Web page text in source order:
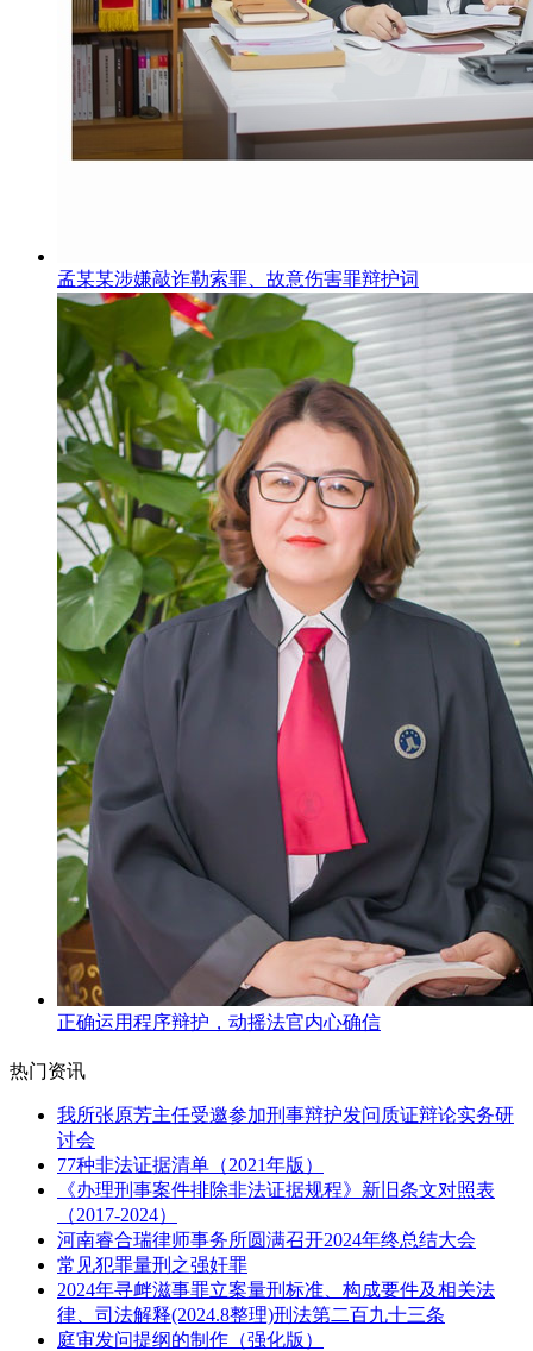
孟某某涉嫌敲诈勒索罪、故意伤害罪辩护词
正确运用程序辩护，动摇法官内心确信
热门资讯
我所张原芳主任受邀参加刑事辩护发问质证辩论实务研
讨会
77种非法证据清单（2021年版）
《办理刑事案件排除非法证据规程》新旧条文对照表
（2017-2024）
河南睿合瑞律师事务所圆满召开2024年终总结大会
常见犯罪量刑之强奸罪
2024年寻衅滋事罪立案量刑标准、构成要件及相关法
律、司法解释(2024.8整理)刑法第二百九十三条
庭审发问提纲的制作（强化版）